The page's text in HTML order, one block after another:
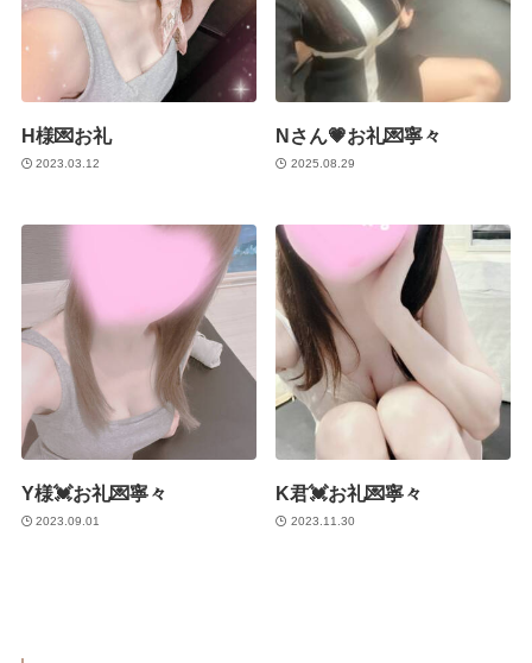
H様💌お礼
2023.03.12
Nさん💗お礼💌寧々
2025.08.29
Y様💓お礼💌寧々
2023.09.01
K君💓お礼💌寧々
2023.11.30